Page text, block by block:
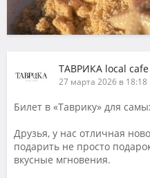
ТАВРИКА local
27 марта 2026 в 18:18
Билет в «Таврику» для
Друзья, у нас отличная
подарить не просто
вкусные мгновения.